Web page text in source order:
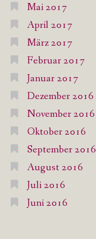
Mai 2017
April 2017
März 2017
Februar 2017
Januar 2017
Dezember 2016
November 2016
Oktober 2016
September 2016
August 2016
Juli 2016
Juni 2016